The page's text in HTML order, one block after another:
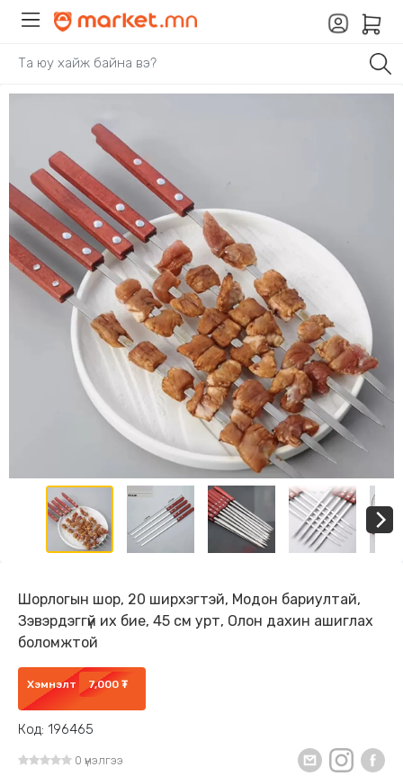
Шорлогын шор, 20 ширхэгтэй, Модон бариултай,
Зэвэрдэггүй их бие, 45 см урт, Олон дахин ашиглах
боломжтой
Хэмнэлт 7,000 ₮
Код: 196465
0 үнэлгээ